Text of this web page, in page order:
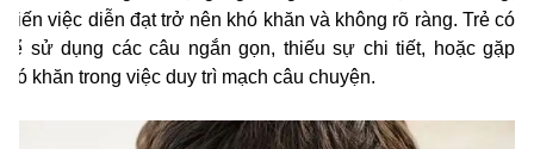
việc diễn đạt trở nên khó khăn và không rõ ràng. Trẻ có
sử dụng các câu ngắn gọn, thiếu sự chi tiết, hoặc gặp
khăn trong việc duy trì mạch câu chuyện.